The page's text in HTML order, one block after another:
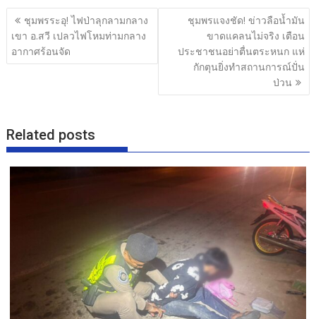
b
o
o
er e
แนะแนว
เรื่อง
ชุมพรระอุ! ไฟป่าลุกลามกลาง
เขา อ.สวี เปลวไฟโหมท่ามกลาง
อากาศร้อนจัด
ชุมพรแจงชัด! ข่าวลือน้ำมัน
ขาดแคลนไม่จริง เตือน
ประชาชนอย่าตื่นตระหนก แห่
กักตุนยิ่งทำสถานการณ์ปั่น
ป่วน
Related posts